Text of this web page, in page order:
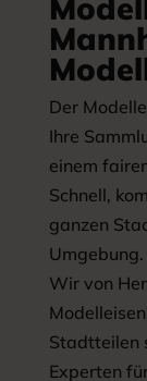
Der
Ihre
einem
Schnell,
ganzen
Umgebung.
Wir von
Stadtteilen
Experten